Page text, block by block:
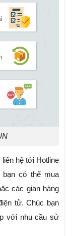
hệ tới Hotline
bạn có thể mua
các gian hàng
tử. Chúc bạn
với nhu cầu sử